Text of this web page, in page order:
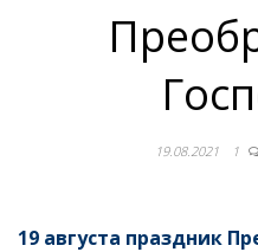
19.08.2021 1
19 августа праздник